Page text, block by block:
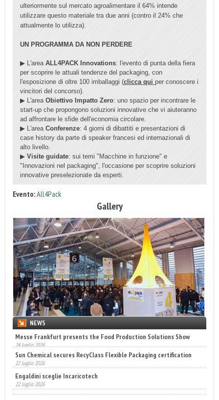
ulteriormente sul mercato agroalimentare il 64% intende
utilizzare questo materiale tra due anni (contro il 24% che
attualmente lo utilizza).
UN PROGRAMMA DA NON PERDERE
▶ L'area ALL4PACK Innovations: l'evento di punta della fiera
per scoprire le attuali tendenze del packaging, con
l'esposizione di oltre 100 imballaggi (clicca qui per conoscere i
vincitori del concorso).
▶ L'area Obiettivo Impatto Zero: uno spazio per incontrare le
start-up che propongono soluzioni innovative che vi aiuteranno
ad affrontare le sfide dell'economia circolare.
▶ L'area Conferenze: 4 giorni di dibattiti e presentazioni di
case history da parte di speaker francesi ed internazionali di
alto livello.
▶ Visite guidate: sui temi "Macchine in funzione" e
"Innovazioni nel packaging", l'occasione per scoprire soluzioni
innovative preselezionate da esperti.
Evento:All4Pack
Gallery
NEWS
Sun Chemical secures RecyClass Flexible Packaging certification
22 luglio 2026
Engaldini sceglie Incaricotech
22 luglio 2026
Annunciati i finalisti dei Diamonds Awards 2026 di FTA Europe
14 luglio 2026